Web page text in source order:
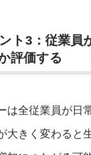
ト3：従業員
評価する
は全従業員が日
大きく変わると